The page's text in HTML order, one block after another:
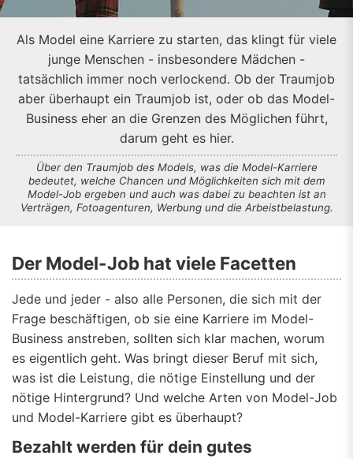
Als Model eine Karriere zu starten, das klingt für viele
junge Menschen - insbesondere Mädchen -
tatsächlich immer noch verlockend. Ob der Traumjob
aber überhaupt ein Traumjob ist, oder ob das Model-
Business eher an die Grenzen des Möglichen führt,
darum geht es hier.
Über den Traumjob des Models, was die Model-Karriere
bedeutet, welche Chancen und Möglichkeiten sich mit dem
Model-Job ergeben und auch was dabei zu beachten ist an
Verträgen, Fotoagenturen, Werbung und die Arbeistbelastung.
Der Model-Job hat viele Facetten
Jede und jeder - also alle Personen, die sich mit der
Frage beschäftigen, ob sie eine Karriere im Model-
Business anstreben, sollten sich klar machen, worum
es eigentlich geht. Was bringt dieser Beruf mit sich,
was ist die Leistung, die nötige Einstellung und der
nötige Hintergrund? Und welche Arten von Model-Job
und Model-Karriere gibt es überhaupt?
Bezahlt werden für dein gutes